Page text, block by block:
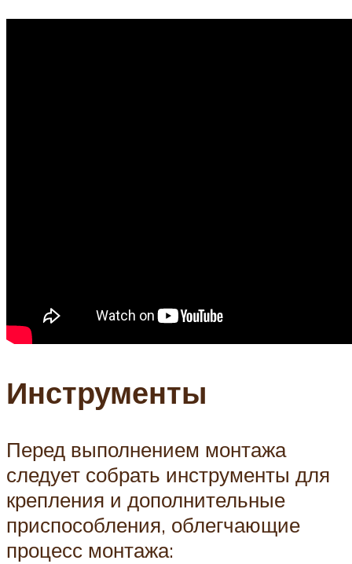
Инструменты
Перед выполнением монтажа
следует собрать инструменты для
крепления и дополнительные
приспособления, облегчающие
процесс монтажа: